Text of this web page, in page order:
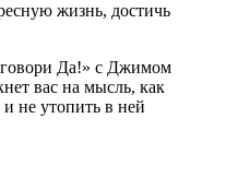
жизнь, достичь
Да!» с Джимом
вас на мысль, как
не утопить в ней